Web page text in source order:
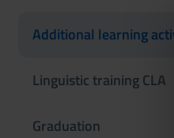
Additional learning
Linguistic training CLA
Graduation